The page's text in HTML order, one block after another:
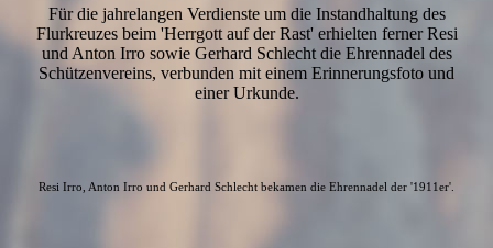
Für die jahrelangen Verdienste um die Instandhaltung des
Flurkreuzes beim 'Herrgott auf der Rast' erhielten ferner Resi
und Anton Irro sowie Gerhard Schlecht die Ehrennadel des
Schützenvereins, verbunden mit einem Erinnerungsfoto und
einer Urkunde.
Resi Irro, Anton Irro und Gerhard Schlecht bekamen die Ehrennadel der '1911er'.